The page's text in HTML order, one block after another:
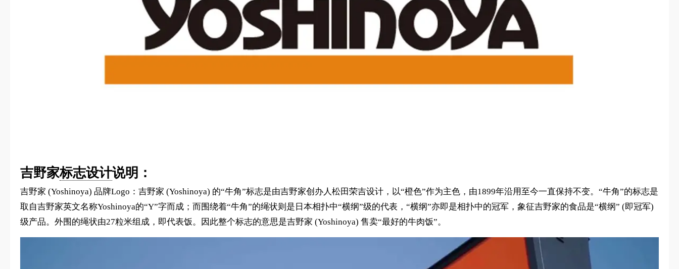
吉野家标志设计说明：
吉野家 (Yoshinoya) 品牌Logo：吉野家 (Yoshinoya) 的“牛角”标志是由吉野家创办人松田荣吉设计，以“橙色”作为主色，由1899年沿用至今一直保持不变。“牛角”的标志是
取自吉野家英文名称Yoshinoya的“Y”字而成；而围绕着“牛角”的绳状则是日本相扑中“横纲”级的代表，“横纲”亦即是相扑中的冠军，象征吉野家的食品是“横纲” (即冠军)
级产品。外围的绳状由27粒米组成，即代表饭。因此整个标志的意思是吉野家 (Yoshinoya) 售卖“最好的牛肉饭”。